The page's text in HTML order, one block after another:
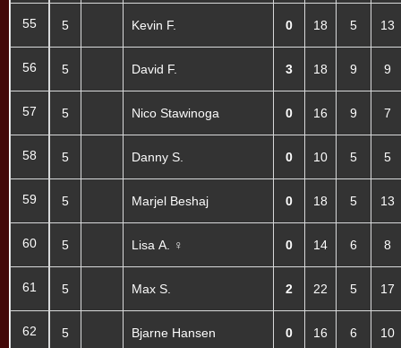
55
56
57
58
59
60
61
62
5 Kevin F. 0 18 5 13
5 David F. 3 18 9 9
5 Nico Stawinoga 0 16 9 7
5 Danny S. 0 10 5 5
5 Marjel Beshaj 0 18 5 13
5 Lisa A. ♀ 0 14 6 8
5 Max S. 2 22 5 17
5 Bjarne Hansen 0 16 6 10